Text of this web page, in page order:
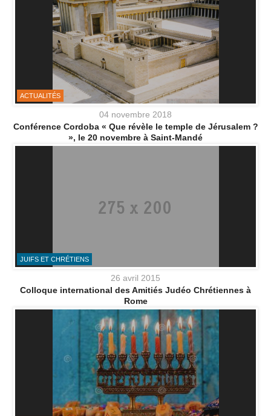
ACTUALITÉS
04 novembre 2018
Conférence Cordoba « Que révèle le temple de Jérusalem ?
», le 20 novembre à Saint-Mandé
JUIFS ET CHRÉTIENS
26 avril 2015
Colloque international des Amitiés Judéo Chrétiennes à
Rome